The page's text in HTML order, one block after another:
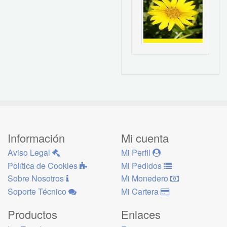
Información
Aviso Legal
Política de Cookies
Sobre Nosotros
Soporte Técnico
Mi cuenta
Mi Perfil
Mi Pedidos
Mi Monedero
Mi Cartera
Productos Enlaces